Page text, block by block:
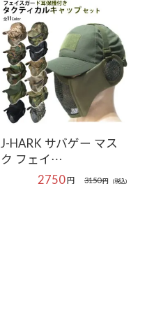
J-HARK サバゲー マス
ク フェイ…
3150円 (税込)
2750円